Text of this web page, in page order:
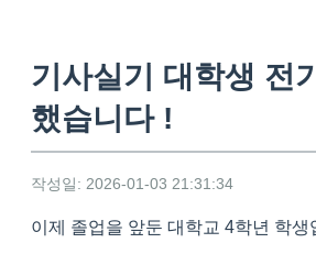
기사실기 대학생 전
했습니다 !
작성일: 2026-01-03 21:31:34
이제 졸업을 앞둔 대학교 4학년 학생